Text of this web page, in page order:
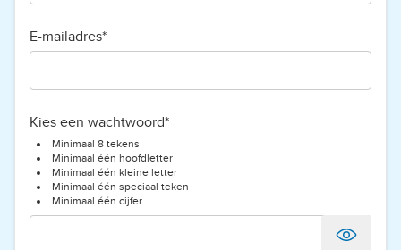
E-mailadres*
Kies een wachtwoord*
Minimaal 8 tekens
Minimaal één hoofdletter
Minimaal één kleine letter
Minimaal één speciaal teken
Minimaal één cijfer